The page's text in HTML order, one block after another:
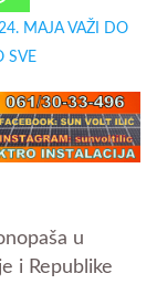
MAJA VAŽI DO
SVE
u
i Republike